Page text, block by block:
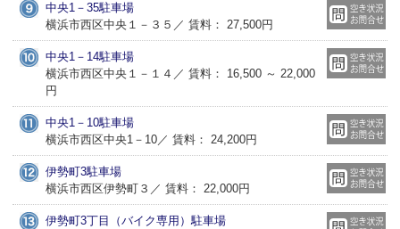
中央1－35駐車場
横浜市西区中央１－３５／ 賃料： 27,500円
中央1－14駐車場
横浜市西区中央１－１４／ 賃料： 16,500 ～ 22,000
円
中央1－10駐車場
横浜市西区中央1－10／ 賃料： 24,200円
伊勢町3駐車場
横浜市西区伊勢町３／ 賃料： 22,000円
伊勢町3丁目（バイク専用）駐車場